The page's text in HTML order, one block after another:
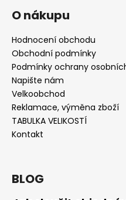
O nákupu
Hodnocení obchodu
Obchodní podmínky
Podmínky ochrany
Napište nám
Velkoobchod
Reklamace, výměna zboží
TABULKA VELIKOSTÍ
Kontakt
BLOG